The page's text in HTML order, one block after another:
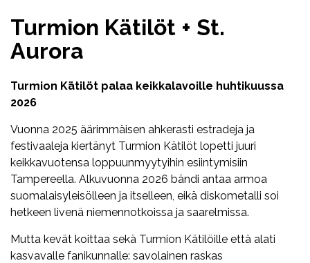
Turmion Kätilöt + St.
Aurora
Turmion Kätilöt palaa keikkalavoille huhtikuussa
2026
Vuonna 2025 äärimmäisen ahkerasti estradeja ja
festivaaleja kiertänyt Turmion Kätilöt lopetti juuri
keikkavuotensa loppuunmyytyihin esiintymisiin
Tampereella. Alkuvuonna 2026 bändi antaa armoa
suomalaisyleisölleen ja itselleen, eikä diskometalli soi
hetkeen livenä niemennotkoissa ja saarelmissa.
Mutta kevät koittaa sekä Turmion Kätilöille että alati
kasvavalle fanikunnalle: savolainen raskas